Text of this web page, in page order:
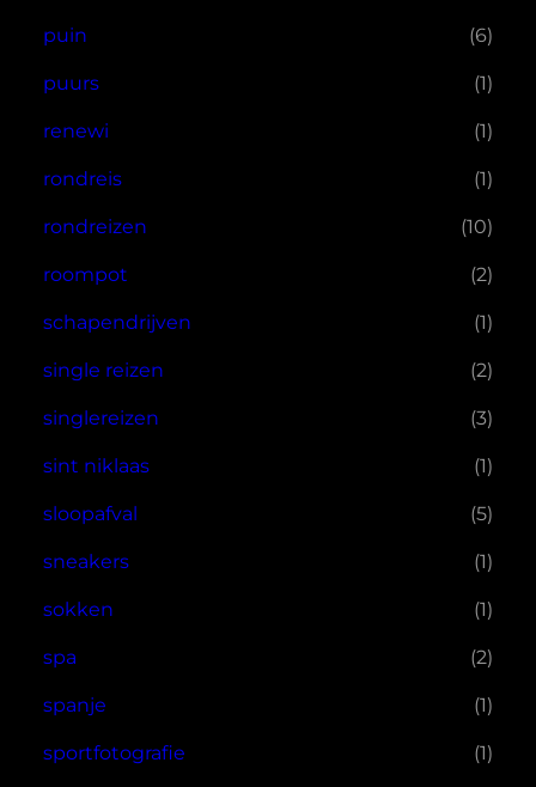
puin (6)
puurs (1)
renewi (1)
rondreis (1)
rondreizen (10)
roompot (2)
schapendrijven (1)
single reizen (2)
singlereizen (3)
sint niklaas (1)
sloopafval (5)
sneakers (1)
sokken (1)
spa (2)
spanje (1)
sportfotografie (1)